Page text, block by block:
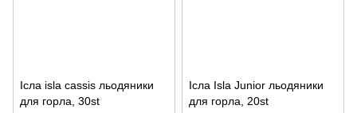
Ісла isla cassis льодяники
для горла, 30st
Ісла Isla Junior льодяники
для горла, 20st